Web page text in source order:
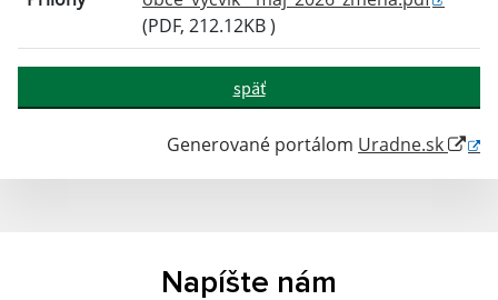
(PDF, 212.12KB )
späť
Generované portálom Uradne.sk
Napíšte nám